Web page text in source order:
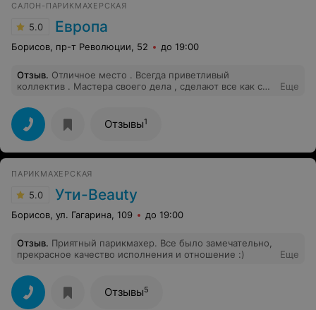
САЛОН-ПАРИКМАХЕРСКАЯ
5.0 Европа
Борисов, пр-т Революции, 52 до 19:00
Отзыв. Отличное место . Всегда приветливый
коллектив . Мастера своего дела , сделают все как с
Еще
Отзывы1
ПАРИКМАХЕРСКАЯ
5.0 Ути-Beauty
Борисов, ул. Гагарина, 109 до 19:00
Отзыв. Приятный парикмахер. Все было замечательно,
прекрасное качество исполнения и отношение :)
Еще
Отзывы5